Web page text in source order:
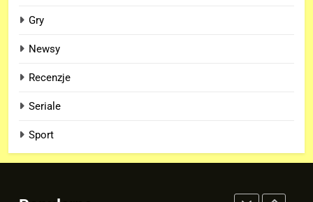
Gry
Newsy
Recenzje
Seriale
Sport
1
Victora! Sue Storm będzie miała